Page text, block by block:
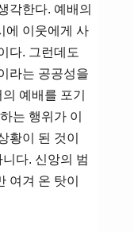
각한다. 예배의
에 이웃에게 사
다. 그런데도
라는 공공성을
예배를 포기
는 행위가 이
황이 된 것이
다. 신앙의 범
여겨 온 탓이